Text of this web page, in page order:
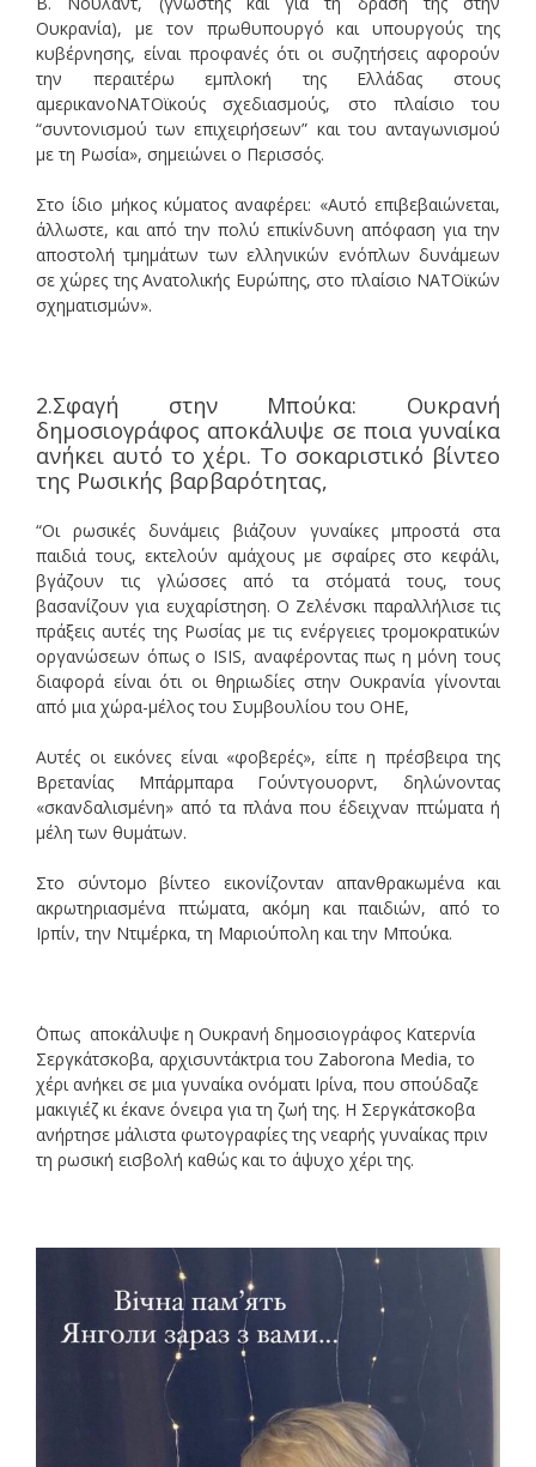
Ουκρανία), με τον πρωθυπουργό και υπουργούς της
κυβέρνησης, είναι προφανές ότι οι συζητήσεις αφορούν
την περαιτέρω εμπλοκή της Ελλάδας στους
αμερικανοΝΑΤΟϊκούς σχεδιασμούς, στο πλαίσιο του
“συντονισμού των επιχειρήσεων” και του ανταγωνισμού
με τη Ρωσία», σημειώνει ο Περισσός.
Στο ίδιο μήκος κύματος αναφέρει: «Αυτό επιβεβαιώνεται,
άλλωστε, και από την πολύ επικίνδυνη απόφαση για την
αποστολή τμημάτων των ελληνικών ενόπλων δυνάμεων
σε χώρες της Ανατολικής Ευρώπης, στο πλαίσιο ΝΑΤΟϊκών
σχηματισμών».
2.Σφαγή στην Μπούκα: Ουκρανή
δημοσιογράφος αποκάλυψε σε ποια γυναίκα
ανήκει αυτό το χέρι. Το σοκαριστικό βίντεο
της Ρωσικής βαρβαρότητας,
“Οι ρωσικές δυνάμεις βιάζουν γυναίκες μπροστά στα
παιδιά τους, εκτελούν αμάχους με σφαίρες στο κεφάλι,
βγάζουν τις γλώσσες από τα στόματά τους, τους
βασανίζουν για ευχαρίστηση. Ο Ζελένσκι παραλλήλισε τις
πράξεις αυτές της Ρωσίας με τις ενέργειες τρομοκρατικών
οργανώσεων όπως ο ISIS, αναφέροντας πως η μόνη τους
διαφορά είναι ότι οι θηριωδίες στην Ουκρανία γίνονται
από μια χώρα-μέλος του Συμβουλίου του ΟΗΕ,
Αυτές οι εικόνες είναι «φοβερές», είπε η πρέσβειρα της
Βρετανίας Μπάρμπαρα Γούντγουορντ, δηλώνοντας
«σκανδαλισμένη» από τα πλάνα που έδειχναν πτώματα ή
μέλη των θυμάτων.
Στο σύντομο βίντεο εικονίζονταν απανθρακωμένα και
ακρωτηριασμένα πτώματα, ακόμη και παιδιών, από το
Ιρπίν, την Ντιμέρκα, τη Μαριούπολη και την Μπούκα.
΄Οπως αποκάλυψε η Ουκρανή δημοσιογράφος Κατερνία
Σεργκάτσκοβα, αρχισυντάκτρια του Zaborona Media, το
χέρι ανήκει σε μια γυναίκα ονόματι Ιρίνα, που σπούδαζε
μακιγιέζ κι έκανε όνειρα για τη ζωή της. Η Σεργκάτσκοβα
ανήρτησε μάλιστα φωτογραφίες της νεαρής γυναίκας πριν
τη ρωσική εισβολή καθώς και το άψυχο χέρι της.